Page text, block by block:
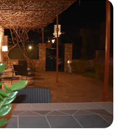
beğenilenler arasında